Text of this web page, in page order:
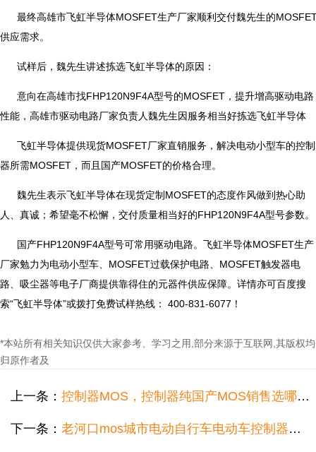
最终高雄市飞虹半导体MOSFET生产厂家顺利交付魏先生的
供应需求。
试样后，魏先生讲述拣选飞虹半导体的原因：
意向在高雄市找FHP120N9F4A型号的MOSFET，提升增高驱动电路
性能，高雄市驱动电路厂家负责人魏先生因服务相当好拣选飞虹半导体
飞虹半导体提供现货MOSFET厂家直销服务，解决电动小型车的控制
器所需MOSFET，而且国产MOSFET的价格合理。
魏先生表示飞虹半导体在现货定制MOSFET的态度作风做到热心助
人、真诚；希望毫不松懈，交付质量相当好的FHP120N9F4A型号参数。
国产FHP120N9F4A型号可常用驱动电路。飞虹半导体MOSFET生产
厂家勉力为电动小型车、MOSFET过载保护电路、MOSFET触发器电
路、吸尘器等电子厂商提供靠得住的元器件供应保障。详情亦可百度搜
索“飞虹半导体”或拨打免费试样热线： 400-831-6077！
*本站所有相关知识仅供大家参考、学习之用,部分来源于互联网,其版权均
归原作者及
上一条： 控制器MOS，控制器纯国产MOS销售选哪家好？
下一条： 老河口mos城市电动自行车电动车控制器直销，城市电动自行车电动车控制器中低压mos代理直销哪个好？